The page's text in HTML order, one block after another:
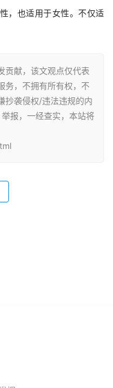
也适用于女性。不仅适
贡献，该文观点仅代表
务，不拥有所有权，不
抄袭侵权/违法违规的内
报，一经查实，本站将